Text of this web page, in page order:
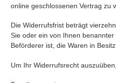
online geschlossenen Vertrag zu
Die Widerrufsfrist beträgt
Sie oder ein von Ihnen
Beförderer ist, die Waren in
Um Ihr Widerrufsrecht